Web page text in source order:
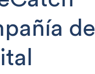
de